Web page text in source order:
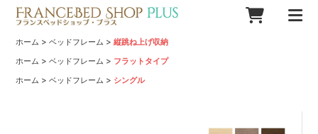
ホーム >ベッドフレーム >縦跳ね上げ収納
ホーム >ベッドフレーム > フラットタイプ
ホーム >ベッドフレーム > シングル